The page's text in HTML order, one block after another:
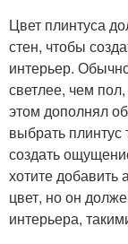
Цвет плинтуса
стен, чтобы
интерьер.
светлее, чем
этом дополнял
выбрать плинтус
создать
хотите добавить
цвет, но он
интерьера,